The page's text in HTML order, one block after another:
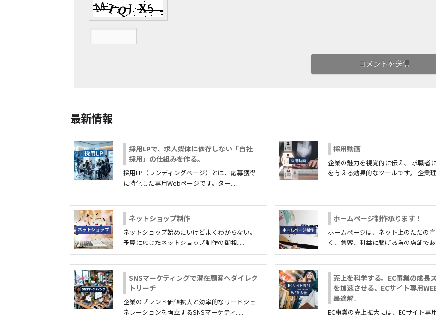
最新情報
採用LPで、求人媒体に依存しない「自社
採用」の仕組みを作る。
採用LP（ランディングページ）とは、応募獲得
に特化した専用Webページです。ター.....
採用動画
企業の魅力を視覚的に伝え、 求職者
を与える効果的なツールです。 企業
ネットショップ制作
ネットショップ始めたいけどよくわからない。
予算に応じたネットショップ制作の御相.....
ホームページ制作承ります！
ホームページは、ネット上のただの
く、集客、利益に繋げる為の店舗であ
SNSマーケティングで潜在顧客へダイレク
トリーチ
企業のブランド価値拡大と効率的なリードジェ
ネレーションを両立するSNSマーケティ.....
売上を科学する。EC事業の成長
を加速させる、ECサイト専用
最適解。
EC事業の売上拡大には、ECサイト専